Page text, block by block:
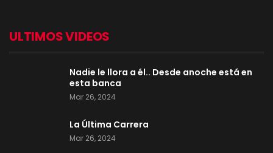
ULTIMOS VIDEOS
Nadie le llora a él.. Desde anoche está en
esta banca
Mar 26, 2024
La Última Carrera
Mar 26, 2024